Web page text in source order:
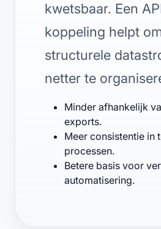
kwetsbaar. Een
koppeling helpt
structurele
netter te
Minder afhankelijk
exports.
Meer consistentie in
processen.
Betere basis voor
automatisering.